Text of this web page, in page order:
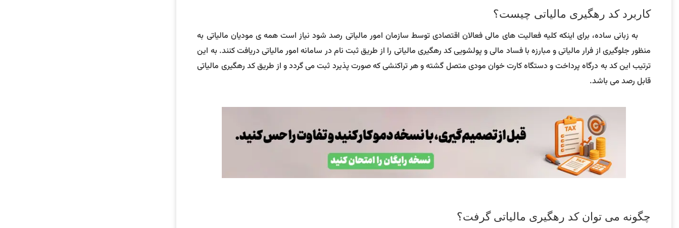
کاربرد کد رهگیری مالیاتی چیست؟
به زبانی ساده، برای اینکه کلیه فعالیت های مالی فعالان اقتصادی توسط سازمان امور مالیاتی رصد شود نیاز است همه ی مودیان مالیاتی به
منظور جلوگیری از فرار مالیاتی و مبارزه با فساد مالی و پولشویی کد رهگیری مالیاتی را از طریق ثبت نام در سامانه امور مالیاتی دریافت کنند. به این
ترتیب این کد به درگاه پرداخت و دستگاه کارت خوان مودی متصل گشته و هر تراکنشی که صورت پذیرد ثبت می گردد و از طریق کد رهگیری مالیاتی
قابل رصد می باشد.
چگونه می توان کد رهگیری مالیاتی گرفت؟